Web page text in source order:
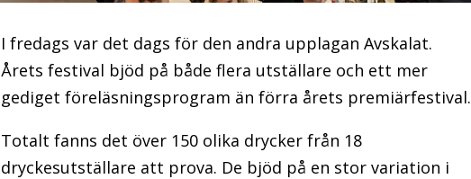
I fredags var det dags för den andra upplagan Avskalat.
Årets festival bjöd på både flera utställare och ett mer
gediget föreläsningsprogram än förra årets premiärfestival.
Totalt fanns det över 150 olika drycker från 18
dryckesutställare att prova. De bjöd på en stor variation i